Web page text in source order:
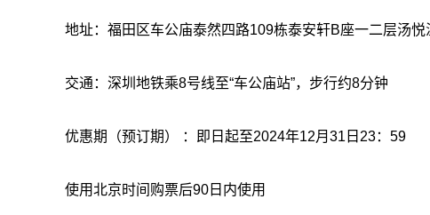
地址：福田区车公庙泰然四路109栋泰安轩B座一二层汤悦
交通：深圳地铁乘8号线至“车公庙站”，步行约8分钟
优惠期（预订期） ：即日起至2024年12月31日23：59
使用北京时间购票后90日内使用